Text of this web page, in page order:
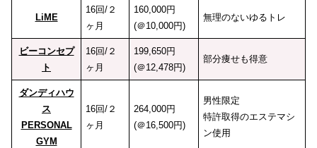
LiME
16回/２
ヶ月
160,000円
(＠10,000円)
無理のないゆるトレ
ビーコンセプ
ト
16回/２
ヶ月
199,650円
(＠12,478円)
部分痩せも得意
ダンディハウ
ス
PERSONAL
GYM
16回/２
ヶ月
264,000円
(＠16,500円)
男性限定
特許取得のエステマシ
ン使用